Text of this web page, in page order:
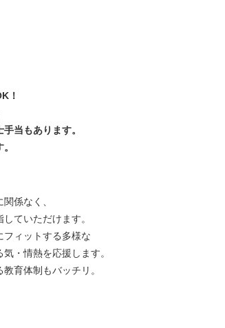
！
当もあります。
係なく、
ていただけます。
フィットする多様な
・情熱を応援します。
育体制もバッチリ。